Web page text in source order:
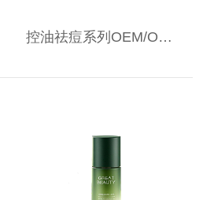
控油祛痘系列OEM/ODM